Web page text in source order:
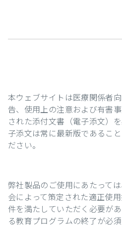
本ウェブサイトは医療関係者
告、使用上の注意および有害
された添付文書（電子添文）
子添文は常に最新版であること
ださい。
弊社製品のご使用にあたって
会によって策定された適正使
件を満たしていただく必要が
る教育プログラムの終了が必須